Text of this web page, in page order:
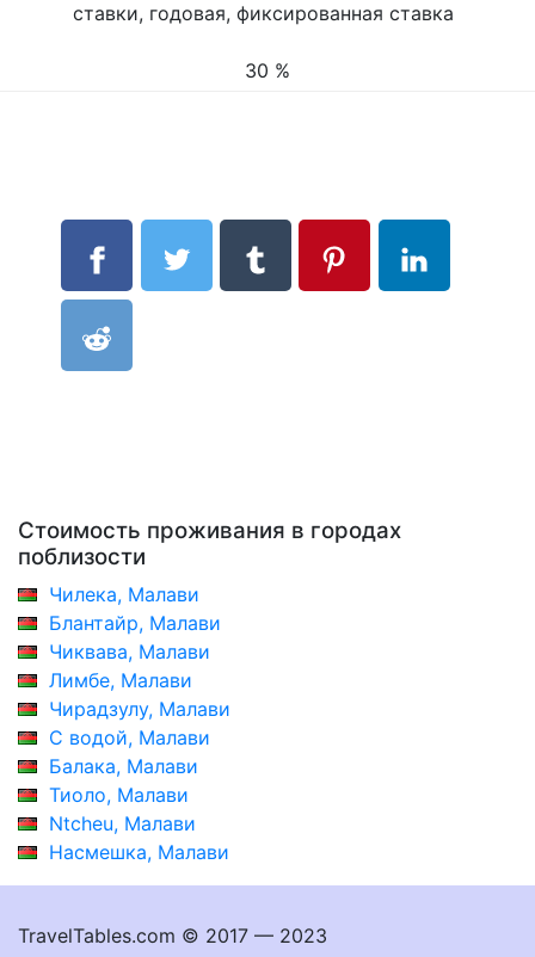
ставки, годовая, фиксированная ставка
30 %
Стоимость проживания в городах
поблизости
Чилека, Малави
Блантайр, Малави
Чиквава, Малави
Лимбе, Малави
Чирадзулу, Малави
С водой, Малави
Балака, Малави
Тиоло, Малави
Ntcheu, Малави
Насмешка, Малави
TravelTables.com © 2017 — 2023